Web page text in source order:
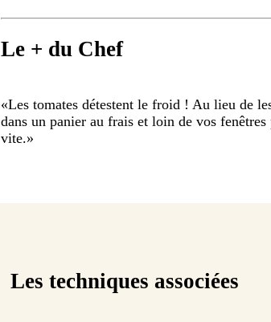
Le + du Chef
«Les tomates détestent le froid ! Au lieu de
dans un panier au frais et loin de vos
vite.»
Les techniques associées